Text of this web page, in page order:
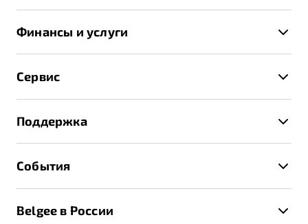
X70
Записаться на тест-драйв
Получить предложение
Финансы и услуги
Страхование
Расчет КАСКО
Сервис
Техническое обслуживание
Калькулятор ТО
Поддержка
Помощь на дорогах
События
Belgee в России